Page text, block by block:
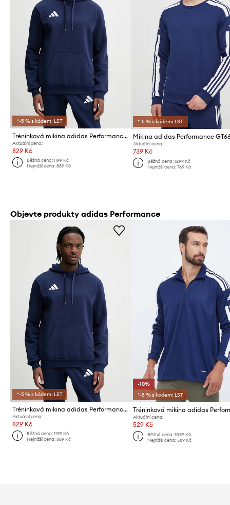
*-5 % s kódem: LST
Tréninková mikina adidas Performance Entrada26
Aktuální cena:
829 Kč
Běžná cena:1199 Kč
Nejnižší cena:889 Kč
*-5 % s kódem: LST
Mikina adidas Performance
Aktuální cena:
739 Kč
Běžná cena: 1299 Kč
Nejnižší cena: 769 Kč
Objevte produkty adidas Performance
*-5 % s kódem: LST
Tréninková mikina adidas Performance Entrada26
Aktuální cena:
829 Kč
Běžná cena:1199 Kč
Nejnižší cena:889 Kč
-10%
*-5 % s kódem: LST
Aktuální cena:
529 Kč
Běžná cena: 1099 Kč
Nejnižší cena: 589 Kč